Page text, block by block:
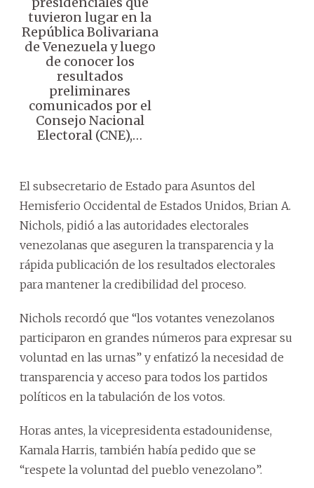
tuvieron lugar en la
República Bolivariana
de Venezuela y luego
de conocer los
resultados
preliminares
comunicados por el
Consejo Nacional
Electoral (CNE),…
El subsecretario de Estado para Asuntos del
Hemisferio Occidental de Estados Unidos, Brian A.
Nichols, pidió a las autoridades electorales
venezolanas que aseguren la transparencia y la
rápida publicación de los resultados electorales
para mantener la credibilidad del proceso.
Nichols recordó que “los votantes venezolanos
participaron en grandes números para expresar su
voluntad en las urnas” y enfatizó la necesidad de
transparencia y acceso para todos los partidos
políticos en la tabulación de los votos.
Horas antes, la vicepresidenta estadounidense,
Kamala Harris, también había pedido que se
“respete la voluntad del pueblo venezolano”.